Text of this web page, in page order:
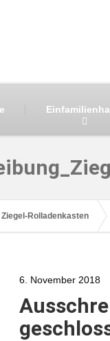
Ziegel-Rolladenkasten
6. November 2018